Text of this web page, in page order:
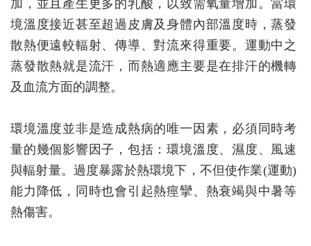
加，並且產生更多的乳酸，以致需氧量增加。當環
境溫度接近甚至超過皮膚及身體內部溫度時，蒸發
散熱便遠較輻射、傳導、對流來得重要。運動中之
蒸發散熱就是流汗，而熱適應主要是在排汗的機轉
及血流方面的調整。
環境溫度並非是造成熱病的唯一因素，必須同時考
量的幾個影響因子，包括：環境溫度、濕度、風速
與輻射量。過度暴露於熱環境下，不但使作業(運動)
能力降低，同時也會引起熱痙攣、熱衰竭與中暑等
熱傷害。